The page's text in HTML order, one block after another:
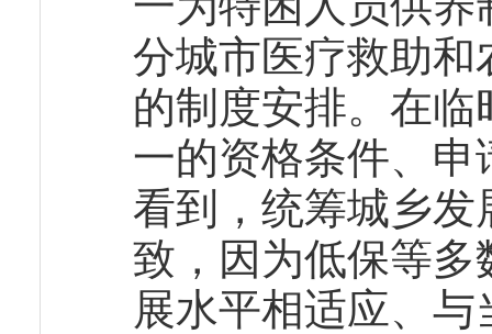
分城市医疗救助
的制度安排。在
一的资格条件、
看到，统筹城乡
致，因为低保等
展水平相适应、